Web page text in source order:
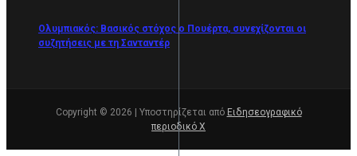
Ολυμπιακός: Βασικός στόχος ο Πουέρτα, συνεχίζονται οι
συζητήσεις με τη Σανταντέρ
Copyright © 2026 | Υποστηρίζεται από Ειδησεογραφικό
περιοδικό Χ